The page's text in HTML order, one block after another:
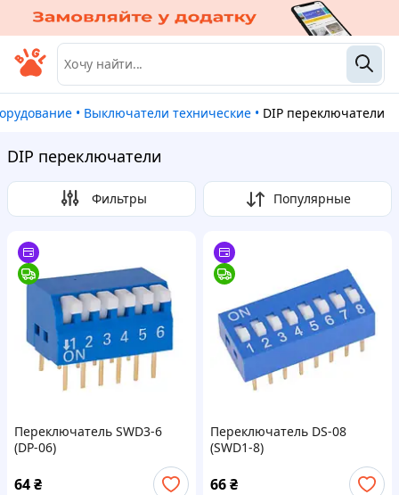
• Выключатели технические • DIP переключатели
DIP переключатели
Фильтры Популярные
Переключатель SWD3-6
(DP-06)
64₴
Переключатель DS-08
(SWD1-8)
66₴